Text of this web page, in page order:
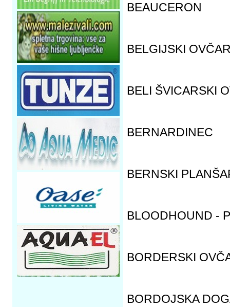
BEAUCERON
BELGIJSKI
BELI ŠVICARSKI
BERNARDINEC
BERNSKI
BLOODHOUND -
BORDERSKI
BORDOJSKA